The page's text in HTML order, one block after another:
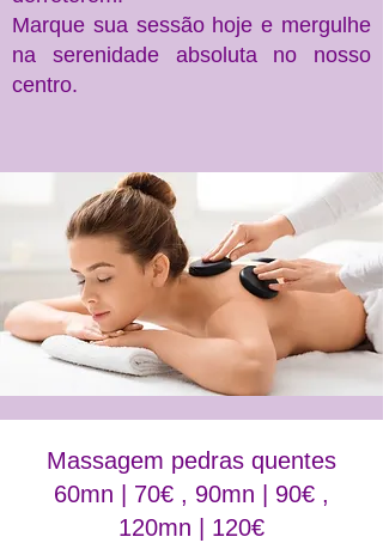
Marque sua sessão hoje e mergulhe
na serenidade absoluta no nosso
centro.
Massagem pedras quentes
60mn | 70€ , 90mn | 90€ ,
120mn | 120€